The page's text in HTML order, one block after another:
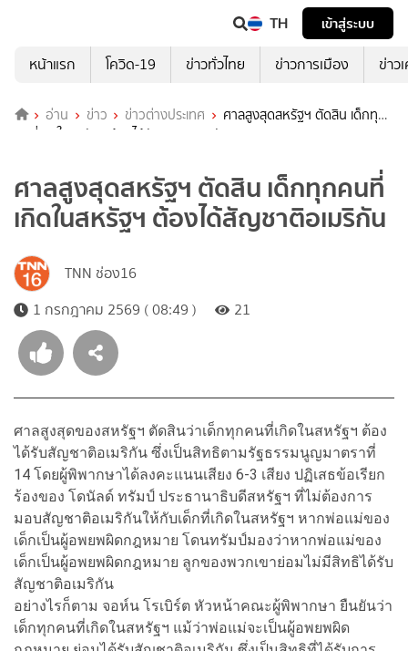
TH
เข้าสู่ระบบ
หน้าแรก
โควิด-19 ข่าวทั่วไทย ข่าวการเมือง ข่าว
อ่าน ข่าว ข่าวต่างประเทศ
ศาลสูงสุดสหรัฐฯ ตัดสิน เด็กทุก
คนที่เกิดในสหรัฐฯ ต้องได้สัญชาติอเมริกัน
ศาลสูงสุดสหรัฐฯ ตัดสิน เด็กทุกคนที่
เกิดในสหรัฐฯ ต้องได้สัญชาติอเมริกัน
TNN ช่อง16
1 กรกฎาคม 2569 ( 08:49 )
21
ศาลสูงสุดของสหรัฐฯ ตัดสินว่าเด็กทุกคนที่เกิดในสหรัฐฯ ต้อง
ได้รับสัญชาติอเมริกัน ซึ่งเป็นสิทธิตามรัฐธรรมนูญมาตราที่
14 โดยผู้พิพากษาได้ลงคะแนนเสียง 6-3 เสียง ปฏิเสธข้อเรียก
ร้องของ โดนัลด์ ทรัมป์ ประธานาธิบดีสหรัฐฯ ที่ไม่ต้องการ
มอบสัญชาติอเมริกันให้กับเด็กที่เกิดในสหรัฐฯ หากพ่อแม่ของ
เด็กเป็นผู้อพยพผิดกฎหมาย โดนทรัมป์มองว่าหากพ่อแม่ของ
เด็กเป็นผู้อพยพผิดกฎหมาย ลูกของพวกเขาย่อมไม่มีสิทธิได้รับ
สัญชาติอเมริกัน
อย่างไรก็ตาม จอห์น โรเบิร์ต หัวหน้าคณะผู้พิพากษา ยืนยันว่า
เด็กทุกคนที่เกิดในสหรัฐฯ แม้ว่าพ่อแม่จะเป็นผู้อพยพผิด